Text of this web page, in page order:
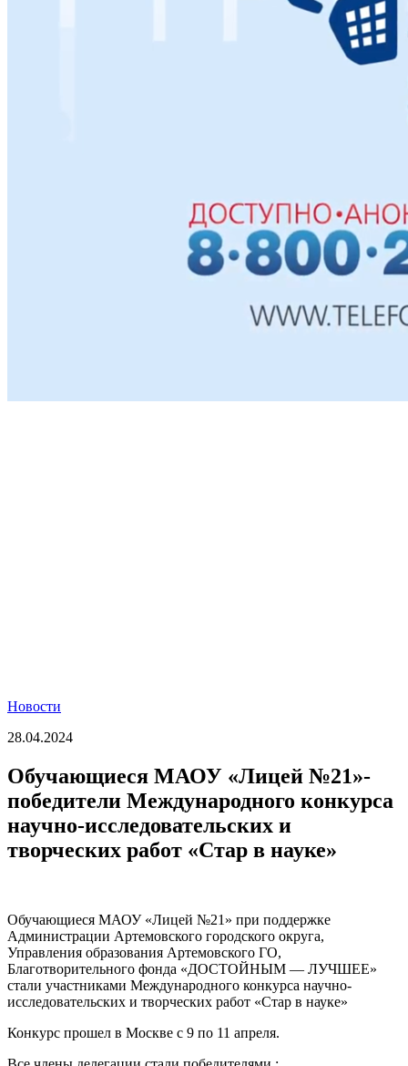
Новости
28.04.2024
Обучающиеся МАОУ «Лицей №21»-
победители Международного конкурса
научно-исследовательских и
творческих работ «Стар в науке»
Обучающиеся МАОУ «Лицей №21» при поддержке
Администрации Артемовского городского округа,
Управления образования Артемовского ГО,
Благотворительного фонда «ДОСТОЙНЫМ — ЛУЧШЕЕ»
стали участниками Международного конкурса научно-
исследовательских и творческих работ «Стар в науке»
Конкурс прошел в Москве с 9 по 11 апреля.